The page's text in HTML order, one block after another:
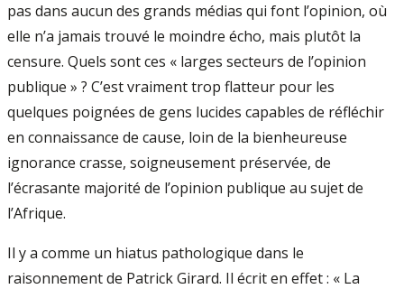
pas dans aucun des grands médias qui font l’opinion, où
elle n’a jamais trouvé le moindre écho, mais plutôt la
censure. Quels sont ces « larges secteurs de l’opinion
publique » ? C’est vraiment trop flatteur pour les
quelques poignées de gens lucides capables de réfléchir
en connaissance de cause, loin de la bienheureuse
ignorance crasse, soigneusement préservée, de
l’écrasante majorité de l’opinion publique au sujet de
l’Afrique.
Il y a comme un hiatus pathologique dans le
raisonnement de Patrick Girard. Il écrit en effet : « La